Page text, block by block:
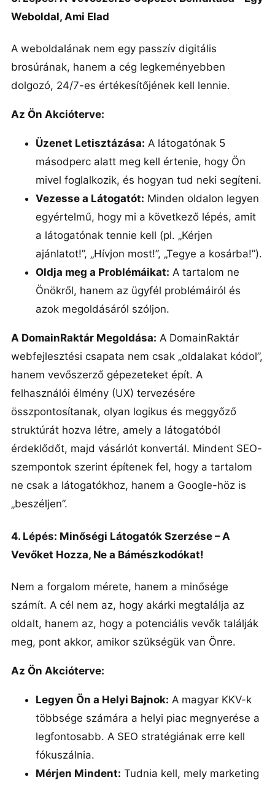
Weboldal, Ami Elad
A weboldalának nem egy passzív digitális
brosúrának, hanem a cég legkeményebben
dolgozó, 24/7-es értékesítőjének kell lennie.
Az Ön Akcióterve:
Üzenet Letisztázása: A látogatónak 5
másodperc alatt meg kell értenie, hogy Ön
mivel foglalkozik, és hogyan tud neki segíteni.
Vezesse a Látogatót: Minden oldalon legyen
egyértelmű, hogy mi a következő lépés, amit
a látogatónak tennie kell (pl. „Kérjen
ajánlatot!”, „Hívjon most!”, „Tegye a kosárba!”).
Oldja meg a Problémáikat: A tartalom ne
Önökről, hanem az ügyfél problémáiról és
azok megoldásáról szóljon.
A DomainRaktár Megoldása: A DomainRaktár
webfejlesztési csapata nem csak „oldalakat kódol”,
hanem vevőszerző gépezeteket épít. A
felhasználói élmény (UX) tervezésére
összpontosítanak, olyan logikus és meggyőző
struktúrát hozva létre, amely a látogatóból
érdeklődőt, majd vásárlót konvertál. Mindent SEO-
szempontok szerint építenek fel, hogy a tartalom
ne csak a látogatókhoz, hanem a Google-höz is
„beszéljen”.
4. Lépés: Minőségi Látogatók Szerzése – A
Vevőket Hozza, Ne a Bámészkodókat!
Nem a forgalom mérete, hanem a minősége
számít. A cél nem az, hogy akárki megtalálja az
oldalt, hanem az, hogy a potenciális vevők találják
meg, pont akkor, amikor szükségük van Önre.
Az Ön Akcióterve:
Legyen Ön a Helyi Bajnok: A magyar KKV-k
többsége számára a helyi piac megnyerése a
legfontosabb. A SEO stratégiának erre kell
fókuszálnia.
Mérjen Mindent: Tudnia kell, mely marketing